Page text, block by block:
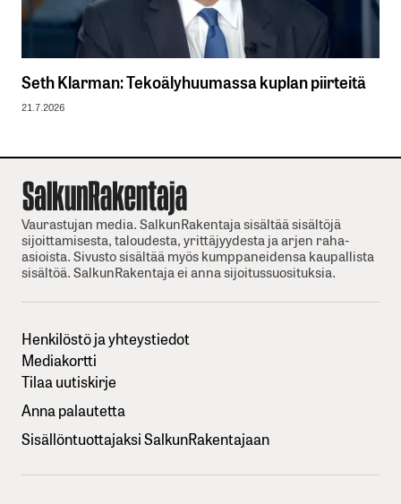
Seth Klarman: Tekoälyhuumassa kuplan piirteitä
21.7.2026
Vaurastujan media. SalkunRakentaja sisältää sisältöjä
sijoittamisesta, taloudesta, yrittäjyydesta ja arjen raha-
asioista. Sivusto sisältää myös kumppaneidensa kaupallista
sisältöä. SalkunRakentaja ei anna sijoitussuosituksia.
Henkilöstö ja yhteystiedot
Mediakortti
Tilaa uutiskirje
Anna palautetta
Sisällöntuottajaksi SalkunRakentajaan